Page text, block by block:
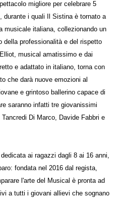
migliore per celebrare 5
durante i quali Il Sistina è tornato a
musicale italiana, collezionando un
della professionalità e del rispetto
musical amatissimo e dai
e adattato in italiano, torna con
che darà nuove emozioni al
e grintoso ballerino capace di
saranno infatti tre giovanissimi
Di Marco, Davide Fabbri e
ai ragazzi dagli 8 ai 16 anni,
fondata nel 2016 dal regista,
l'arte del Musical è pronta ad
a tutti i giovani allievi che sognano